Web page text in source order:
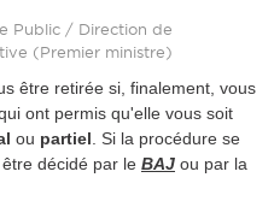
Public / Direction de
(Premier ministre)
être retirée si, finalement, vous
ont permis qu'elle vous soit
ou partiel . Si la procédure se
décidé par le BAJ ou par la